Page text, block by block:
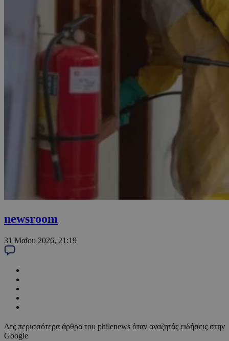
newsroom
31 Μαΐου 2026, 21:19
Δες περισσότερα άρθρα του philenews όταν αναζητάς ειδήσεις στην
Google